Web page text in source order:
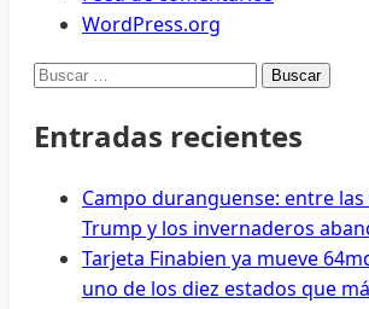
WordPress.org
Buscar:
Entradas recientes
Campo duranguense: entre
Trump y los invernaderos
Tarjeta Finabien ya mueve
uno de los diez estados que